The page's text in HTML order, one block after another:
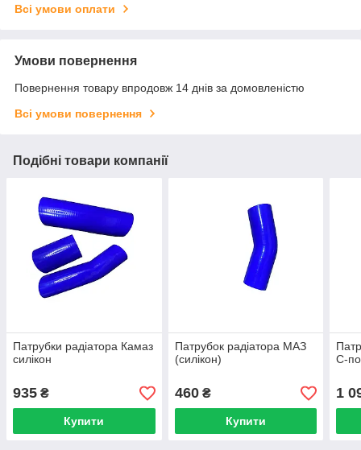
Всі умови оплати
Умови повернення
Повернення товару впродовж 14 днів за домовленістю
Всі умови повернення
Подібні товари компанії
Патрубки радіатора Камаз
силікон
935 ₴
Купити
Патрубок радіатора МАЗ
(силікон)
460₴
Купити
С-
1